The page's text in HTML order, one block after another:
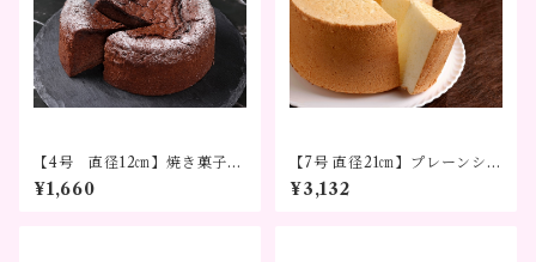
【4号 直径12㎝】焼き菓子
ガトーショコラ
¥1,660
【7号 直径21㎝】プレーンシフ
ォンケーキ（デコレーション
なし）
¥3,132